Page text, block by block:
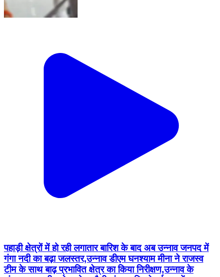
पहाड़ी क्षेत्रों में हो रही लगातार बारिश के बाद अब उन्नाव जनपद में
गंगा नदी का बढ़ा जलस्तर,उन्नाव डीएम घनश्याम मीना ने राजस्व
टीम के साथ बाढ़ प्रभावित क्षेत्र का किया निरीक्षण,उन्नाव के